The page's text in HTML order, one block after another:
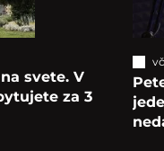
svete. V
za 3